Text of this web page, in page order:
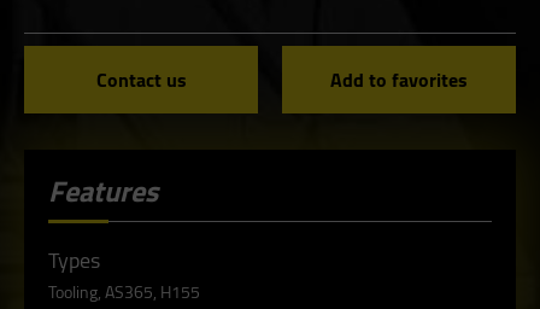
Contact us Add to favorites
Features
Types
Tooling, AS365, H155